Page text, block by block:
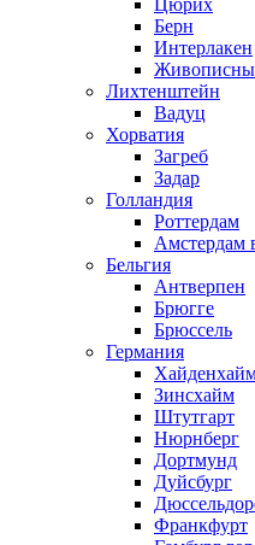
Цюрих
Берн
Интерлакен
Лихтенштейн
Вадуц
Хорватия
Загреб
Задар
Голландия
Роттердам
Амстердам
Бельгия
Антверпен
Брюгге
Брюссель
Германия
Зинсхайм
Штутгарт
Нюрнберг
Дортмунд
Дуйсбург
Франкфурт